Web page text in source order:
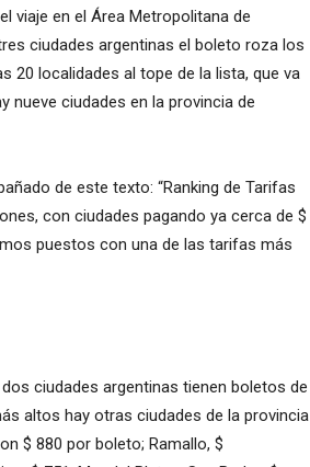
viaje en el Área Metropolitana de
ciudades argentinas el boleto roza los
20 localidades al tope de la lista, que va
nueve ciudades en la provincia de
de este texto: “Ranking de Tarifas
con ciudades pagando ya cerca de $
puestos con una de las tarifas más
ciudades argentinas tienen boletos de
altos hay otras ciudades de la provincia
$ 880 por boleto; Ramallo, $